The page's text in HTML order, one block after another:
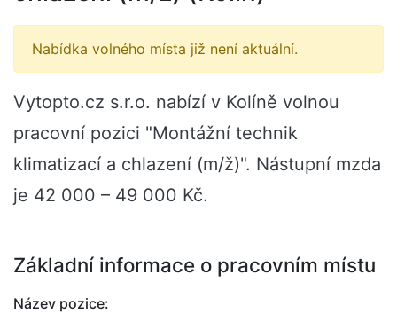
Nabídka volného místa již není aktuální.
Vytopto.cz s.r.o. nabízí v Kolíně volnou
pracovní pozici "Montážní technik
klimatizací a chlazení (m/ž)". Nástupní mzda
je 42 000 – 49 000 Kč.
Základní informace o pracovním místu
Název pozice: